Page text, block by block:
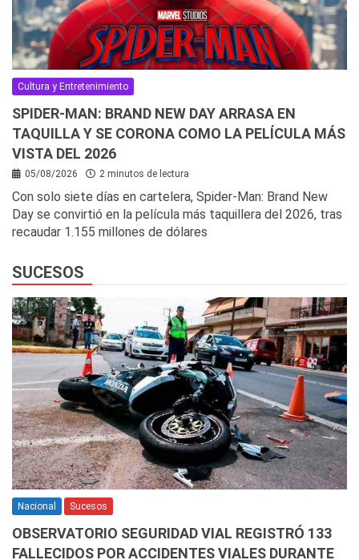
Cultura y Entretenimiento
SPIDER-MAN: BRAND NEW DAY ARRASA EN
TAQUILLA Y SE CORONA COMO LA PELÍCULA MÁS
VISTA DEL 2026
05/08/2026 2 minutos de lectura
Con solo siete días en cartelera, Spider-Man: Brand New
Day se convirtió en la película más taquillera del 2026, tras
recaudar 1.155 millones de dólares
SUCESOS
Nacional Sucesos
OBSERVATORIO SEGURIDAD VIAL REGISTRÓ 133
FALLECIDOS POR ACCIDENTES VIALES DURANTE